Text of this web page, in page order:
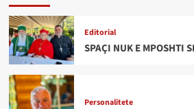
Editorial
SPAÇI NUK E MPOSHTI
Personalitete